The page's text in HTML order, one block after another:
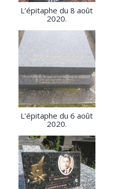
L’épitaphe du 8 août
2020.
L’épitaphe du 6 août
2020.